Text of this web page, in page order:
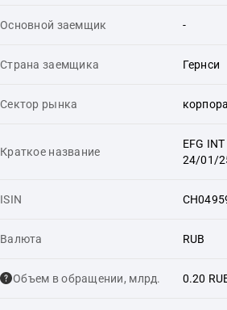
Основной заемщик -
Страна заемщика Гернси
Сектор рынка
Краткое название
EFG
24/01/
ISIN
Валюта RUB
Объем в обращении, млрд. 0.20